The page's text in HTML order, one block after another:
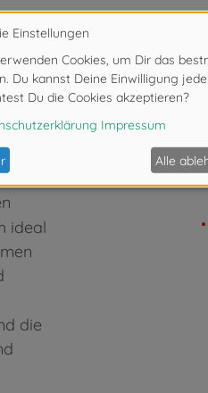
ideal
die